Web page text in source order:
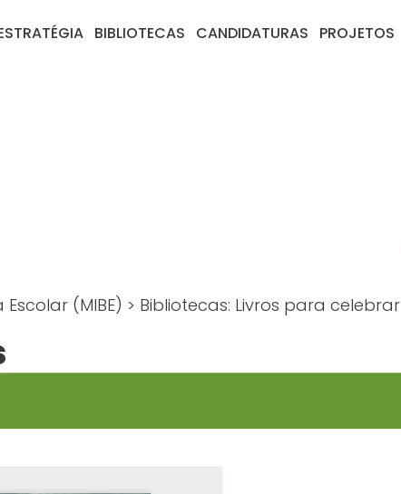
BIBLIOTECAS CANDIDATURAS PROJETOS
(MIBE) > Bibliotecas: Livros para celebrar